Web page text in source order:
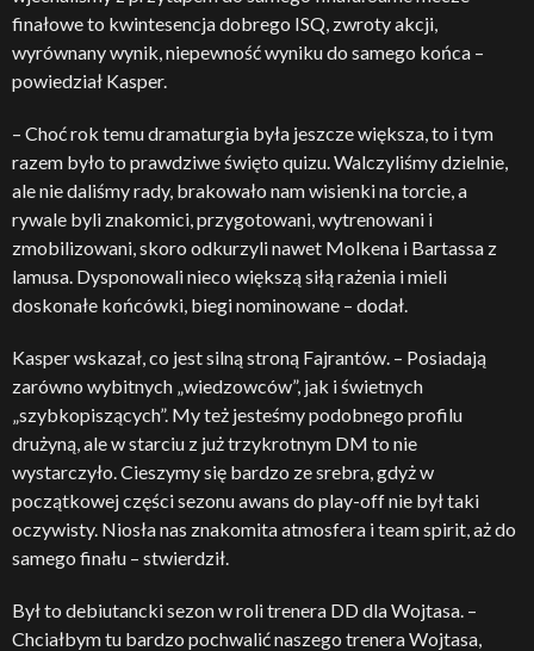
finałowe to kwintesencja dobrego ISQ, zwroty akcji,
wyrównany wynik, niepewność wyniku do samego końca –
powiedział Kasper.
– Choć rok temu dramaturgia była jeszcze większa, to i tym
razem było to prawdziwe święto quizu. Walczyliśmy dzielnie,
ale nie daliśmy rady, brakowało nam wisienki na torcie, a
rywale byli znakomici, przygotowani, wytrenowani i
zmobilizowani, skoro odkurzyli nawet Molkena i Bartassa z
lamusa. Dysponowali nieco większą siłą rażenia i mieli
doskonałe końcówki, biegi nominowane – dodał.
Kasper wskazał, co jest silną stroną Fajrantów. – Posiadają
zarówno wybitnych „wiedzowców”, jak i świetnych
„szybkopiszących”. My też jesteśmy podobnego profilu
drużyną, ale w starciu z już trzykrotnym DM to nie
wystarczyło. Cieszymy się bardzo ze srebra, gdyż w
początkowej części sezonu awans do play-off nie był taki
oczywisty. Niosła nas znakomita atmosfera i team spirit, aż do
samego finału – stwierdził.
Był to debiutancki sezon w roli trenera DD dla Wojtasa. –
Chciałbym tu bardzo pochwalić naszego trenera Wojtasa,